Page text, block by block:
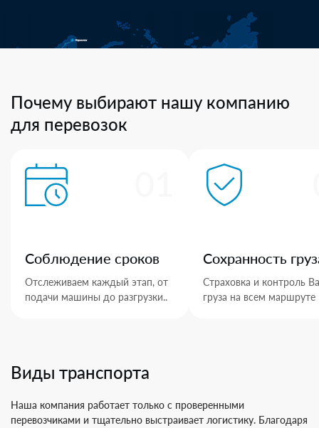
Почему выбирают нашу компанию
для перевозок
Соблюдение сроков
Отслеживаем каждый этап, от
подачи машины до разгрузки..
Сохранность
Страховка и контроль
груза на всем маршруте
Виды транспорта
Наша компания работает только с проверенными
перевозчиками и тщательно выстраивает логистику. Благодаря